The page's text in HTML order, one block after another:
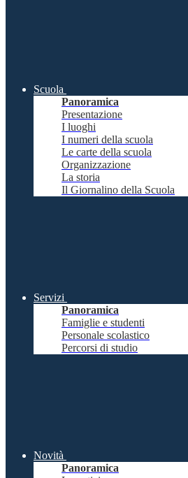
Scuola
Panoramica
Presentazione
I luoghi
I numeri della scuola
Le carte della scuola
Organizzazione
La storia
Il Giornalino della Scuola
Servizi
Panoramica
Famiglie e studenti
Personale scolastico
Percorsi di studio
Novità
Panoramica